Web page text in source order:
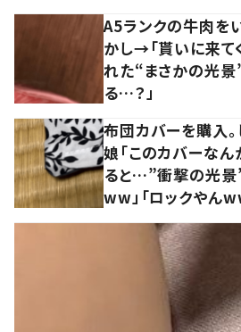
A5ランクの牛肉を
かし→「貰いに来て
れた“まさかの光景
る…？」
布団カバーを購入
娘「このカバーなん
ると…”衝撃の光景
ww」「ロックやん